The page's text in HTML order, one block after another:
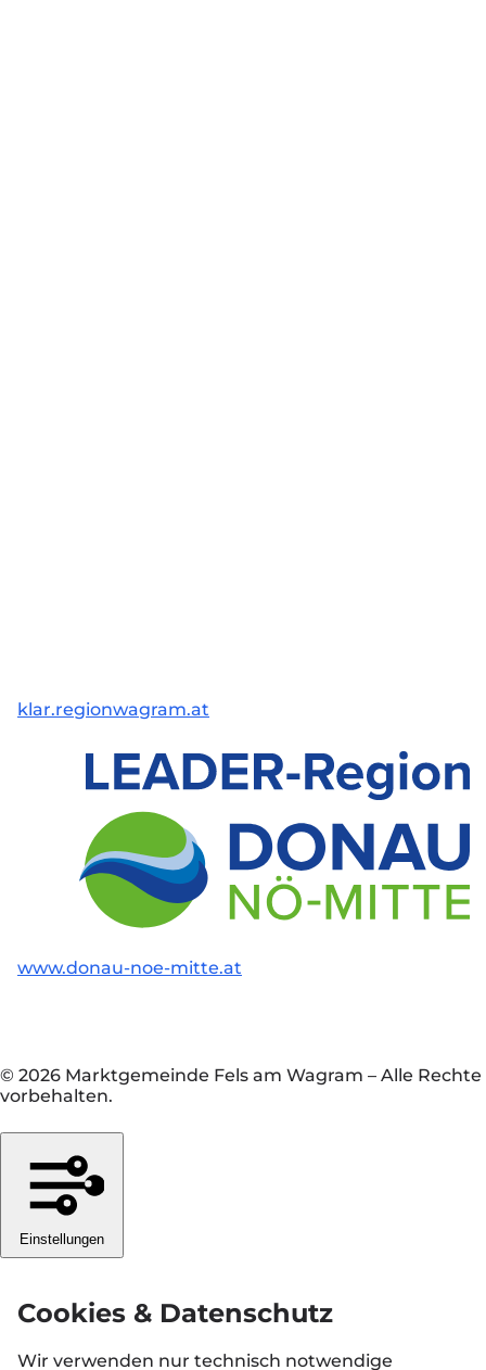
klar.regionwagram.at
www.donau-noe-mitte.at
© 2026 Marktgemeinde Fels am Wagram – Alle Rechte
vorbehalten.
Einstellungen
Cookies & Datenschutz
Wir verwenden nur technisch notwendige